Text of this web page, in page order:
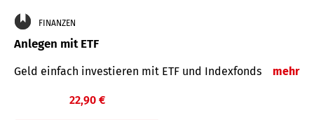
FINANZEN
Anlegen mit ETF
Geld einfach investieren mit ETF und Indexfonds mehr
22,90 €